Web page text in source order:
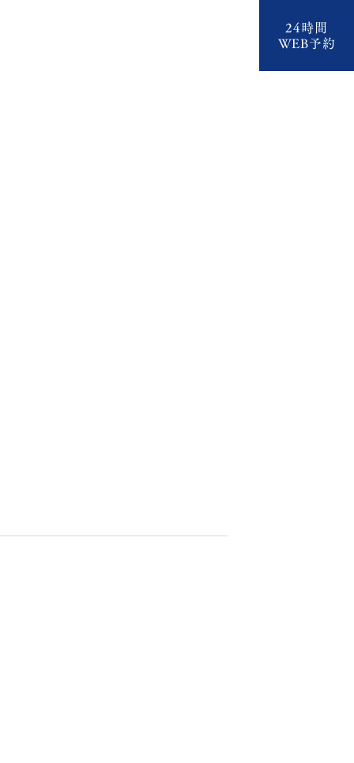
24時間
WEB予約